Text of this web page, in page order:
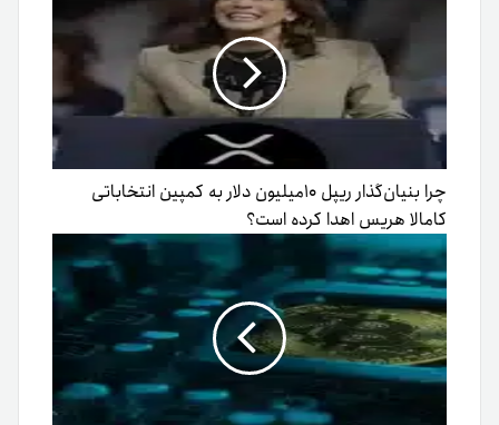
چرا بنیان‌گذار ریپل ۱۰میلیون دلار به کمپین انتخاباتی
کامالا هریس اهدا کرده‌ است؟